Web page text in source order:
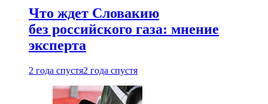
Что ждет Словакию
без российского газа: мнение
эксперта
2 года спустя2 года спустя